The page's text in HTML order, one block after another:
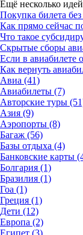
Ещё несколько
Покупка билета без
Как прямо сейчас
Что такое
Скрытые сборы
Если в авиабилете
Как вернуть
Авиа (41)
Авиабилеты (7)
Авторские туры
Азия (9)
Аэропорты (8)
Багаж (56)
Базы отдыха (4)
Банковские карты
Болгария (1)
Бразилия (1)
Гоа (1)
Греция (1)
Дети (12)
Европа (2)
Египет (3)